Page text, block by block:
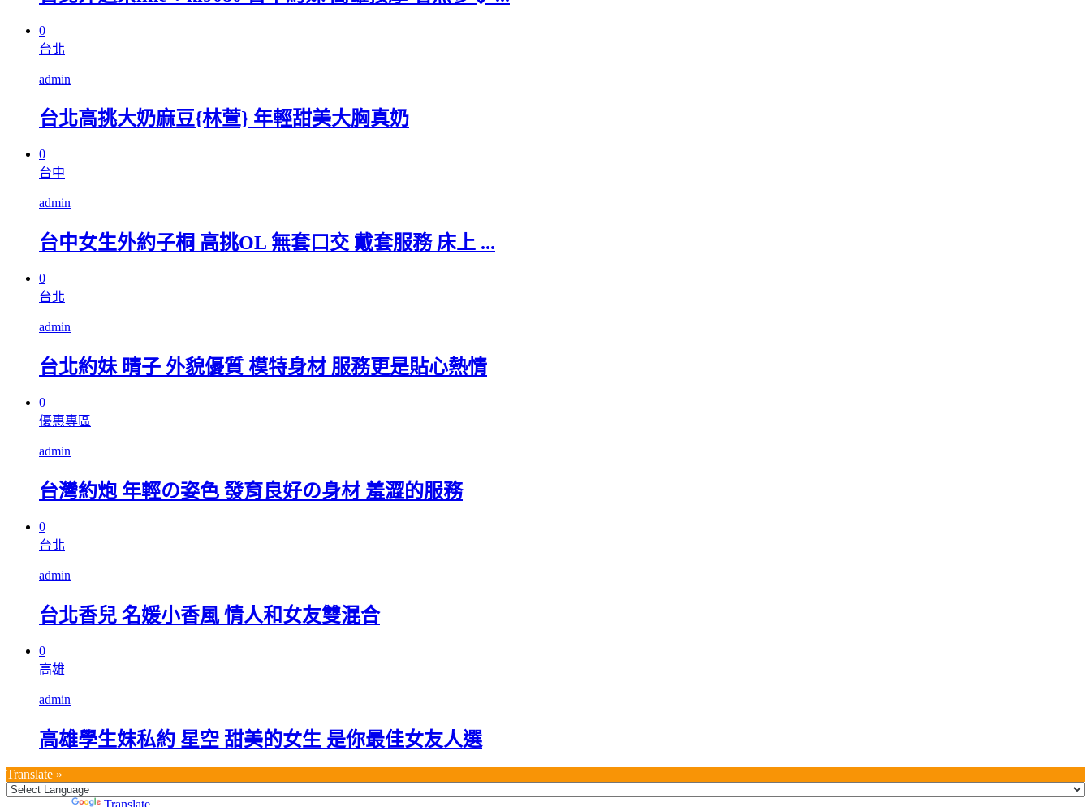
0
台北
admin
台北高挑大奶麻豆{林萱} 年輕甜美大胸真奶
0
台中
admin
台中女生外約子桐 高挑OL 無套口交 戴套服務 床上 ...
0
台北
admin
台北約妹 晴子 外貌優質 模特身材 服務更是貼心熱情
0
優惠專區
admin
台灣約炮 年輕の姿色 發育良好の身材 羞澀的服務
0
台北
admin
台北香兒 名媛小香風 情人和女友雙混合
0
高雄
admin
高雄學生妹私約 星空 甜美的女生 是你最佳女友人選
Translate »